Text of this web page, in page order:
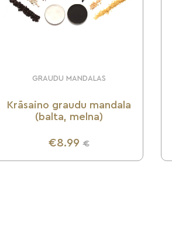
GRAUDU MANDALAS
Krāsaino graudu mandala
(balta, melna)
€8.99 €
UZZINI VAIRĀK